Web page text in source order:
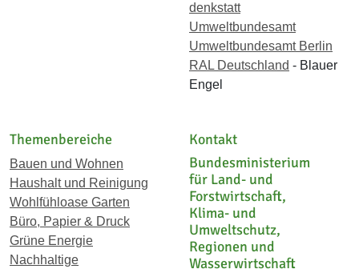
denkstatt
Umweltbundesamt
Umweltbundesamt Berlin
RAL Deutschland - Blauer
Engel
Themenbereiche
Bauen und Wohnen
Haushalt und Reinigung
Wohlfühloase Garten
Büro, Papier & Druck
Grüne Energie
Nachhaltige
Kontakt
Bundesministerium
für Land- und
Forstwirtschaft,
Klima- und
Umweltschutz,
Regionen und
Wasserwirtschaft